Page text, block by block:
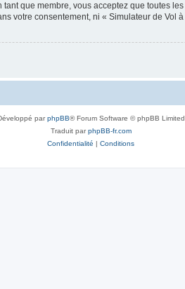
que membre, vous acceptez que toutes
votre consentement, ni « Simulateur de Vol
parphpBB® Forum Software © phpBB Limited
Traduit parphpBB-fr.com
Confidentialité | Conditions